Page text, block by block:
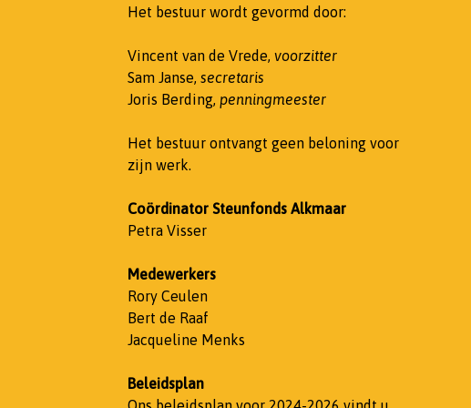
Het bestuur wordt gevormd door:
Vincent van de Vrede, voorzitter
Sam Janse, secretaris
Joris Berding, penningmeester
Het bestuur ontvangt geen beloning voor
zijn werk.
Coördinator Steunfonds Alkmaar
Petra Visser
Medewerkers
Rory Ceulen
Bert de Raaf
Jacqueline Menks
Beleidsplan